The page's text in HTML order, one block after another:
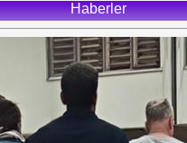
Haberler